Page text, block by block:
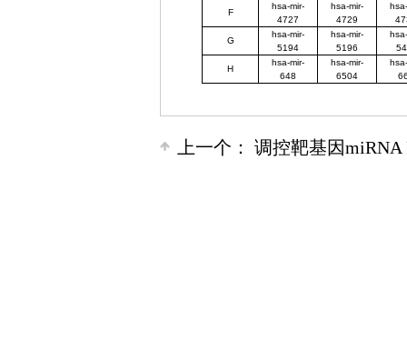
F
hsa-mir-
4727
hsa-mir-
4729
G
hsa-mir-
5194
hsa-mir-
5196
H
hsa-mir-
648
hsa-mir-
6504
上一个： 调控靶基因miRNA